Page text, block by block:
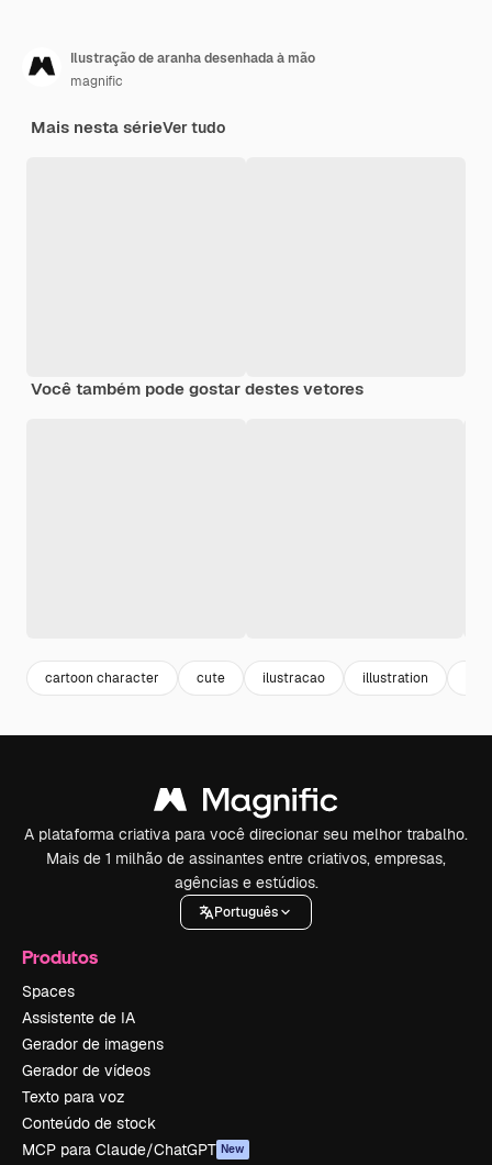
Ilustração de aranha desenhada à mão
magnific
Mais nesta sérieVer tudo
Você também pode gostar destes vetores
cartoon character cute ilustracao illustration
A plataforma criativa para você direcionar seu melhor trabalho.
Mais de 1 milhão de assinantes entre criativos, empresas,
agências e estúdios.
Português
Produtos
Spaces
Assistente de IA
Gerador de imagens
Gerador de vídeos
Texto para voz
Conteúdo de stock
MCP para Claude/ChatGPT New